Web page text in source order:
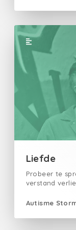
Liefde
Probeer te
verstand
Autisme